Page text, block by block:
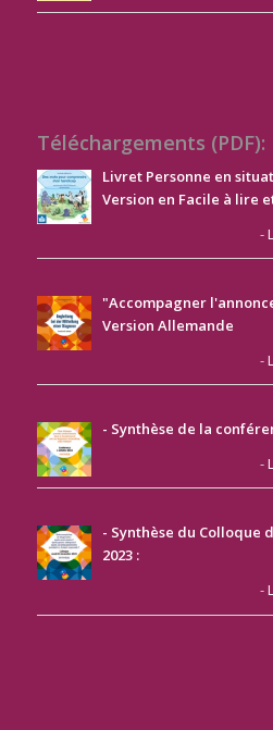
Téléchargements (PDF):
Livret Personne en
Version en Facile à lire
-
"Accompagner
Version Allemande
-
- Synthèse de la
-
- Synthèse du Colloque
2023:
-